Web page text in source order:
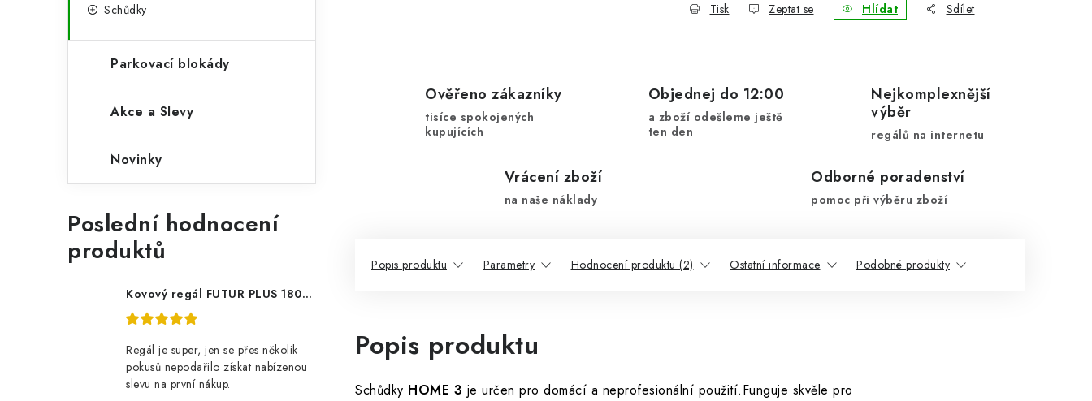
Schůdky
Parkovací blokády
Akce a Slevy
Novinky
Poslední hodnocení
produktů
Kovový regál FUTUR PLUS 180x120x45 5 polic Nosnost 1000 KG - pozinkovaný
Regál je super, jen se přes několik
pokusů nepodařilo získat nabízenou
slevu na první nákup.
Tisk Zeptat se Hlídat Sdílet
Ověřeno zákazníky
tisíce spokojených
kupujících
Objednej do 12:00
a zboží odešleme ještě
ten den
Nejkomplexnější
výběr
regálů na internetu
Vrácení zboží
na naše náklady
Odborné poradenství
pomoc při výběru zboží
Popis produktu Parametry Hodnocení produktu (2) Ostatní informace Podobné produkty
Popis produktu
Schůdky HOME 3 je určen pro domácí a neprofesionální použití.Funguje skvěle pro